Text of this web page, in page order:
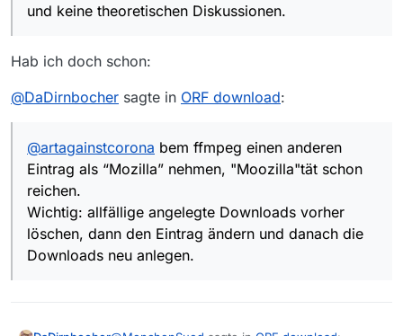
und keine theoretischen Diskussionen.
Hab ich doch schon:
@DaDirnbocher sagte in ORF download:
@artagainstcorona bem ffmpeg einen anderen
Eintrag als “Mozilla” nehmen, "Moozilla"tät schon
reichen.
Wichtig: allfällige angelegte Downloads vorher
löschen, dann den Eintrag ändern und danach die
Downloads neu anlegen.